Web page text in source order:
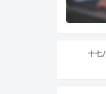
十七